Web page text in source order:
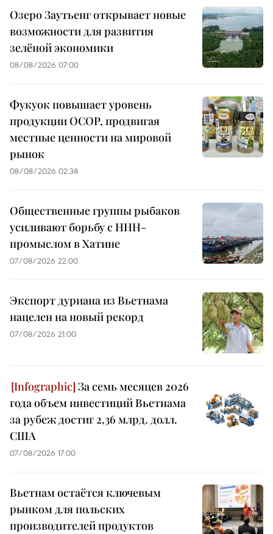
Озеро Заутьенг открывает новые
возможности для развития
зелёной экономики
08/08/2026 07:00
Фукуок повышает уровень
продукции OCOP, продвигая
местные ценности на мировой
рынок
08/08/2026 02:38
Общественные группы рыбаков
усиливают борьбу с ННН-
промыслом в Хатине
07/08/2026 22:00
Экспорт дуриана из Вьетнама
нацелен на новый рекорд
07/08/2026 21:00
За семь месяцев 2026
года объем инвестиций Вьетнама
за рубеж достиг 2,36 млрд. долл.
США
07/08/2026 17:00
Вьетнам остаётся ключевым
рынком для польских
производителей продуктов